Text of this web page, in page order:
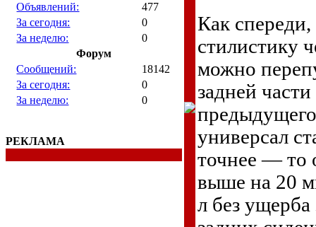
Объявлений:
477
За сегодня:
0
За неделю:
0
Форум
Сообщений:
18142
За сегодня:
0
За неделю:
0
РЕКЛАМА
Как спереди,
стилистику
можно
задней
универсал
точнее — то
выше на 20
л без